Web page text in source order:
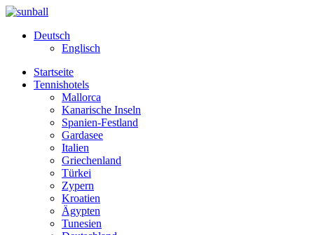
Deutsch
Englisch
Startseite
Tennishotels
Mallorca
Kanarische Inseln
Spanien-Festland
Gardasee
Italien
Griechenland
Türkei
Zypern
Kroatien
Ägypten
Tunesien